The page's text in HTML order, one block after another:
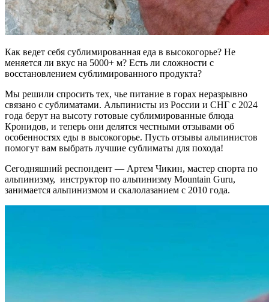
Как ведет себя сублимированная еда в высокогорье? Не
меняется ли вкус на 5000+ м? Есть ли сложности с
восстановлением сублимированного продукта?
Мы решили спросить тех, чье питание в горах неразрывно
связано с сублиматами. Альпинисты из России и СНГ с 2024
года берут на высоту готовые сублимированные блюда
Кронидов, и теперь они делятся честными отзывами об
особенностях еды в высокогорье. Пусть отзывы альпинистов
помогут вам выбрать лучшие сублиматы для похода!
Сегодняшний респондент — Артем Чикин, мастер спорта по
альпинизму, инструктор по альпинизму Mountain Guru,
занимается альпинизмом и скалолазанием с 2010 года.